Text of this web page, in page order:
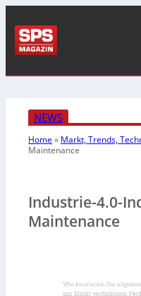
NEWS
Home» Markt, Trends,
Maintenance
Industrie-4.0-
Maintenance